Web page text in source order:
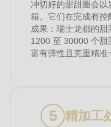
冲切好的甜甜圈会
箱。它们在完成有控
成果：瑞士龙都的
1200 至 30000 个甜
富有弹性且克重精准
精加工